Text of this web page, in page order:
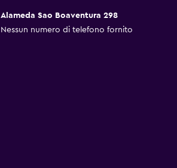
Alameda Sao Boaventura 298
Nessun numero di telefono fornito